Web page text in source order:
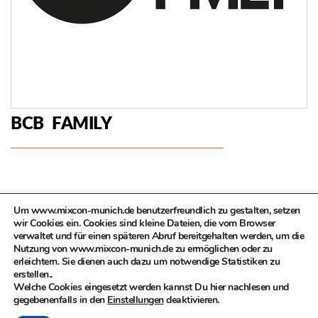
BCB FAMILY
© MIXCON in Zusammenarbeit mit dem Kulturreferat der
Landeshauptstadt München, Kompetenzteam Kultur- und
Kreativwirtschaft
Um www.mixcon-munich.de benutzerfreundlich zu gestalten, setzen
wir Cookies ein. Cookies sind kleine Dateien, die vom Browser
verwaltet und für einen späteren Abruf bereitgehalten werden, um die
Nutzung von www.mixcon-munich.de zu ermöglichen oder zu
erleichtern. Sie dienen auch dazu um notwendige Statistiken zu
erstellen..
Welche Cookies eingesetzt werden kannst Du hier nachlesen und
gegebenenfalls in den Einstellungendeaktivieren.